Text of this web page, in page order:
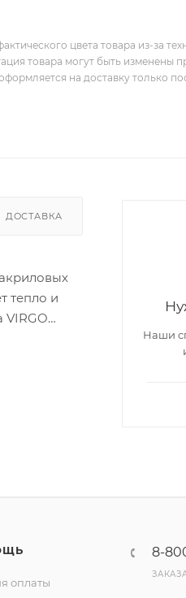
цвета товара из-за
товара могут быть изменены
на доставку только
ДОСТАВКА
тепло и
VIRGO
Наши
оплаты
8-